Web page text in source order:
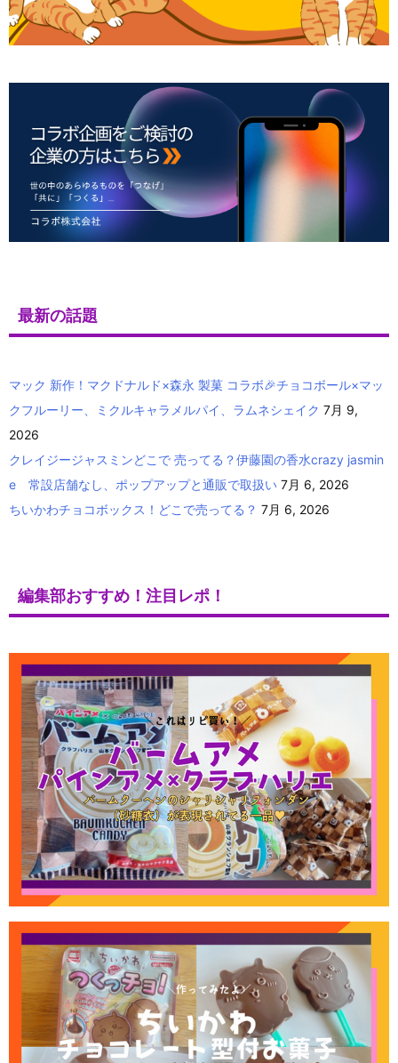
最新の話題
マック 新作！マクドナルド×森永 製菓 コラボ🎉チョコボール×マッ
クフルーリー、ミクルキャラメルパイ、ラムネシェイク 7月 9,
2026
クレイジージャスミンどこで 売ってる？伊藤園の香水crazy jasmin
e 常設店舗なし、ポップアップと通販で取扱い 7月 6, 2026
ちいかわチョコボックス！どこで売ってる？ 7月 6, 2026
編集部おすすめ！注目レポ！